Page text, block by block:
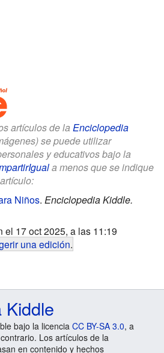
artículos de la Enciclopedia
se puede utilizar
y educativos bajo la
a menos que se indique
Niños. Enciclopedia Kiddle.
el 17 oct 2025, a las 11:19
una edición.
Kiddle
bajo la licencia CC BY-SA 3.0, a
Los artículos de la
en contenido y hechos